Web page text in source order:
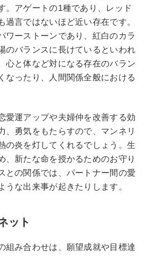
。アゲートの1種であり、レッド
言ではないほど近い存在です。
ワーストーンであり、紅白のカラ
のバランスに長けているといわれ
心と体など対になる存在のバラン
なったり、人間関係全般における
愛運アップや夫婦仲を改善する効
、勇気をもたらすので、マンネリ
の炎を灯してくれるでしょう。生
、新たな命を授かるためのお守り
との関係では、パートナー間の愛
な出来事が起きたりします。
ット
組み合わせは、願望成就や目標達